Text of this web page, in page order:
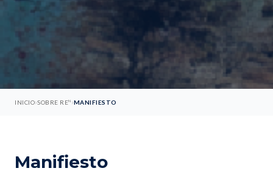
INICIO›SOBRE REN ›MANIFIESTO
Manifiesto